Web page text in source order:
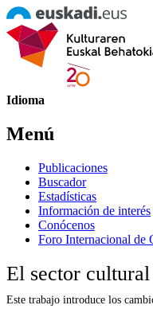
Idioma
Menú
Publicaciones
Buscador
Estadísticas
Información de interés
Conócenos
Foro Internacional de
El sector
Este trabajo introduce los